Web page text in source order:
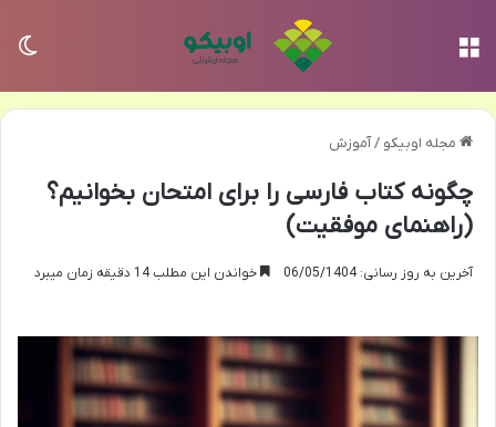
مجله اوبیکو /آموزش
چگونه کتاب فارسی را برای امتحان بخوانیم؟
(راهنمای موفقیت)
آخرین به روز رسانی: 06/05/1404 خواندن این مطلب 14 دقیقه زمان میبرد